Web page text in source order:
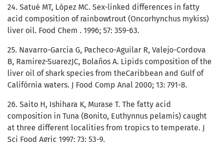
24. Satué MT, López MC. Sex-linked differences in fatty
acid composition of rainbowtrout (Oncorhynchus mykiss)
liver oil. Food Chem . 1996; 57: 359-63.
25. Navarro-Garcia G, Pacheco-Aguilar R, Valejo-Cordova
B, Ramirez-SuarezJC, Bolaños A. Lipids composition of the
liver oil of shark species from theCaribbean and Gulf of
Califórnia waters. J Food Comp Anal 2000; 13: 791-8.
26. Saito H, Ishihara K, Murase T. The fatty acid
composition in Tuna (Bonito, Euthynnus pelamis) caught
at three different localities from tropics to temperate. J
Sci Food Agric 1997; 73: 53-9.